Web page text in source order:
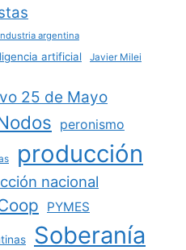
argentina
artificial Javier Milei
25 de Mayo
peronismo
producción
nacional
PYMES
Soberanía